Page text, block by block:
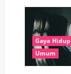
Gaya Hidup
Umum